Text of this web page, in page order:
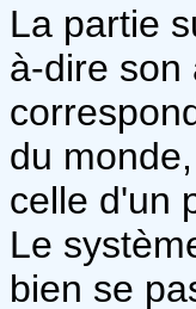
La partie
à-dire son
du
celle d'un
Le
bien se